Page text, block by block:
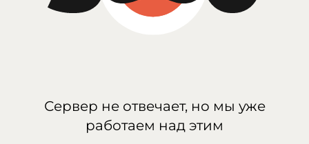
Сервер не отвечает, но мы уже
работаем над этим